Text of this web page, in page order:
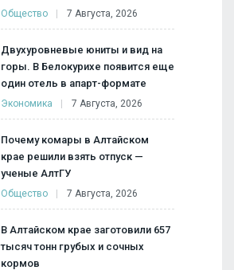
Общество 7 Августа, 2026
Двухуровневые юниты и вид на
горы. В Белокурихе появится еще
один отель в апарт-формате
Экономика 7 Августа, 2026
Почему комары в Алтайском
крае решили взять отпуск —
ученые АлтГУ
Общество 7 Августа, 2026
В Алтайском крае заготовили 657
тысяч тонн грубых и сочных
кормов